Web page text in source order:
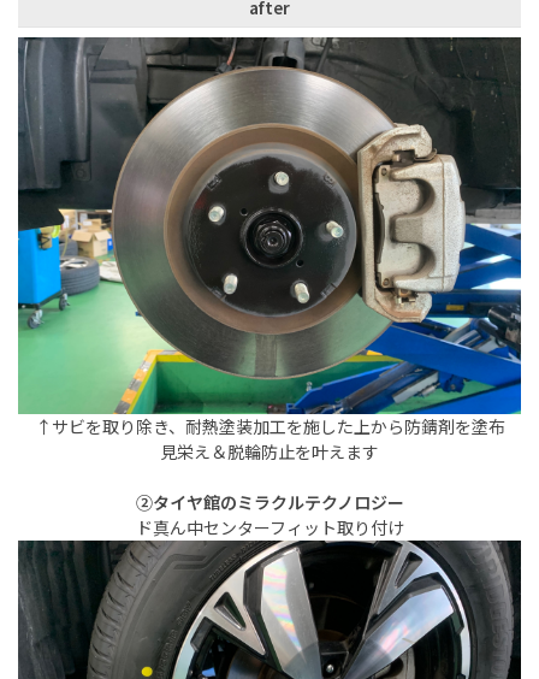
after
↑サビを取り除き、耐熱塗装加工を施した上から防錆剤を塗布
見栄え＆脱輪防止を叶えます
②タイヤ館のミラクルテクノロジー
ド真ん中センターフィット取り付け